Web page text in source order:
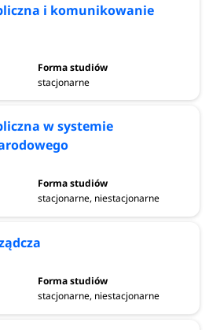
i komunikowanie
stacjonarne
w systemie
stacjonarne, niestacjonarne
stacjonarne, niestacjonarne